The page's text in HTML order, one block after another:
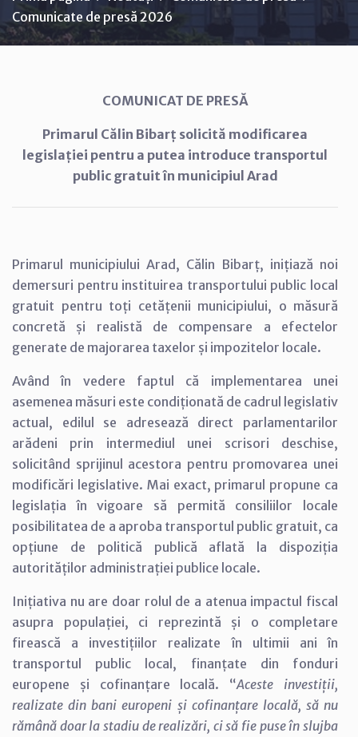
Comunicate de presă 2026
COMUNICAT DE PRESĂ
Primarul Călin Bibarț solicită modificarea
legislației pentru a putea introduce transportul
public gratuit în municipiul Arad
Primarul municipiului Arad, Călin Bibarț, inițiază noi
demersuri pentru instituirea transportului public local
gratuit pentru toți cetățenii municipiului, o măsură
concretă și realistă de compensare a efectelor
generate de majorarea taxelor și impozitelor locale.
Având în vedere faptul că implementarea unei
asemenea măsuri este condiționată de cadrul legislativ
actual, edilul se adresează direct parlamentarilor
arădeni prin intermediul unei scrisori deschise,
solicitând sprijinul acestora pentru promovarea unei
modificări legislative. Mai exact, primarul propune ca
legislația în vigoare să permită consiliilor locale
posibilitatea de a aproba transportul public gratuit, ca
opțiune de politică publică aflată la dispoziția
autorităților administrației publice locale.
Inițiativa nu are doar rolul de a atenua impactul fiscal
asupra populației, ci reprezintă și o completare
firească a investițiilor realizate în ultimii ani în
transportul public local, finanțate din fonduri
europene și cofinanțare locală. “Aceste investiții,
realizate din bani europeni și cofinanțare locală, să nu
rămână doar la stadiu de realizări, ci să fie puse în slujba